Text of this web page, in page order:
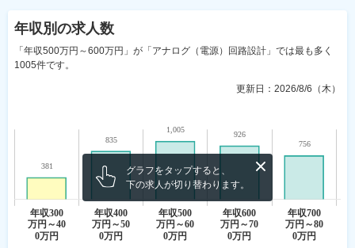
年収別の求人数
「年収500万円～600万円」が「アナログ（電源）回路設計」では最も多く
1005件です。
更新日： 2026/8/6（木）
グラフをタップすると、
下の求人が切り替わります。